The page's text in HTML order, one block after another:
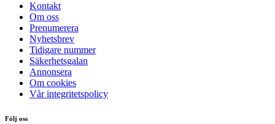
Kontakt
Om oss
Prenumerera
Nyhetsbrev
Tidigare nummer
Säkerhetsgalan
Annonsera
Om cookies
Vår integritetspolicy
Följ oss